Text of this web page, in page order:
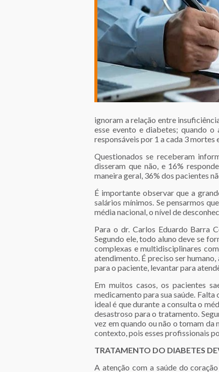
ignoram a relação entre
esse evento e diabetes; quando o
responsáveis por 1 a cada 3
Questionados se receberam
disseram que não, e 16%
maneira geral, 36% dos pacientes
É importante observar que a
salários mínimos. Se pensarmos
média nacional, o nível de
Para o dr. Carlos Eduardo Barra
Segundo ele, todo aluno deve se
complexas e multidisciplinares
atendimento. É preciso ser
para o paciente, levantar para
Em muitos casos, os pacientes
medicamento para sua saúde.
ideal é que durante a consulta o
desastroso para o tratamento.
vez em quando ou não o tomam
contexto, pois esses profissionais
TRATAMENTO DO DIABETES
A atenção com a saúde do